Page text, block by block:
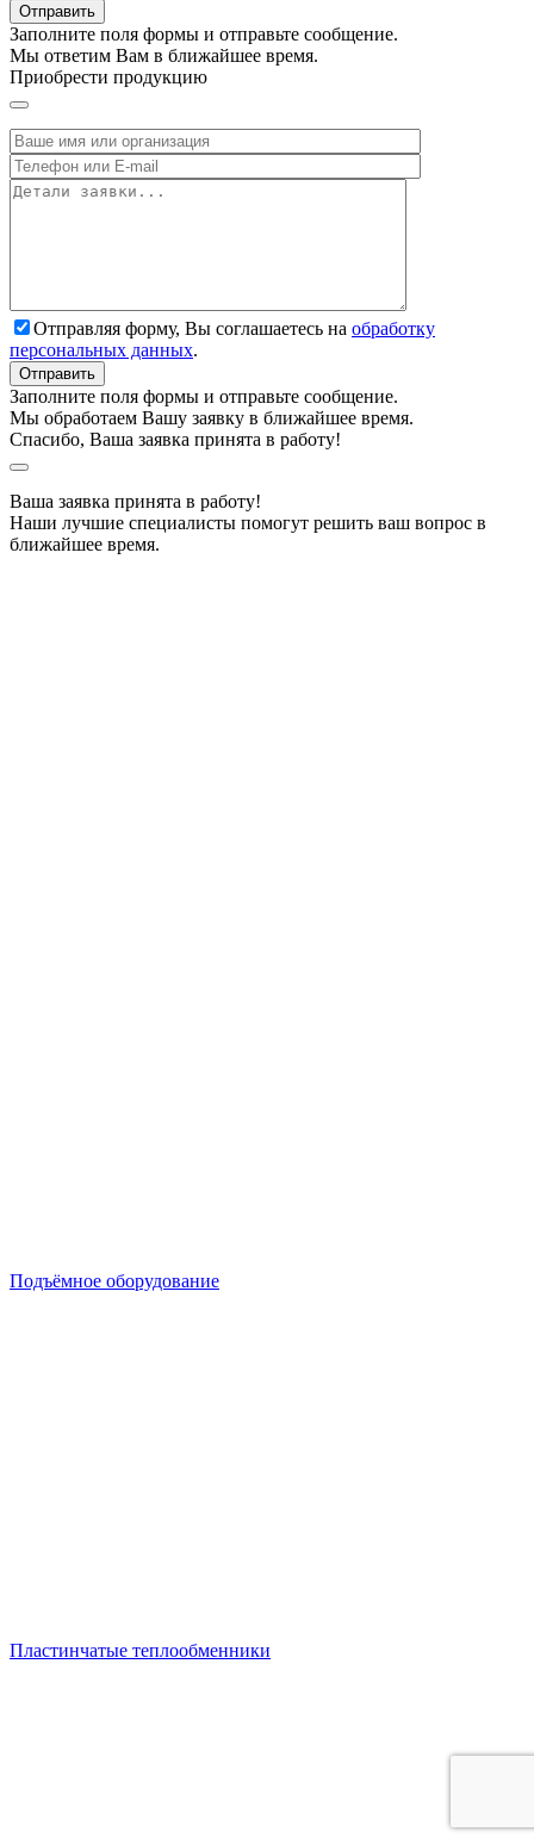
Заполните поля формы и отправьте сообщение.
Мы ответим Вам в ближайшее время.
Приобрести продукцию
Отправляя форму, Вы соглашаетесь на обработку
персональных данных.
Заполните поля формы и отправьте сообщение.
Мы обработаем Вашу заявку в ближайшее время.
Спасибо, Ваша заявка принята в работу!
Ваша заявка принята в работу!
Наши лучшие специалисты помогут решить ваш вопрос в
ближайшее время.
Подъёмное оборудование
Пластинчатые теплообменники